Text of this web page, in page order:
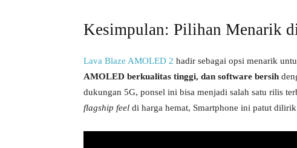
Kesimpulan: Pilihan Menarik
Lava Blaze AMOLED 2 hadir sebagai opsi menarik
AMOLED berkualitas tinggi, dan software bersih
dukungan 5G, ponsel ini bisa menjadi salah satu rilis
flagship feel di harga hemat, Smartphone ini patut